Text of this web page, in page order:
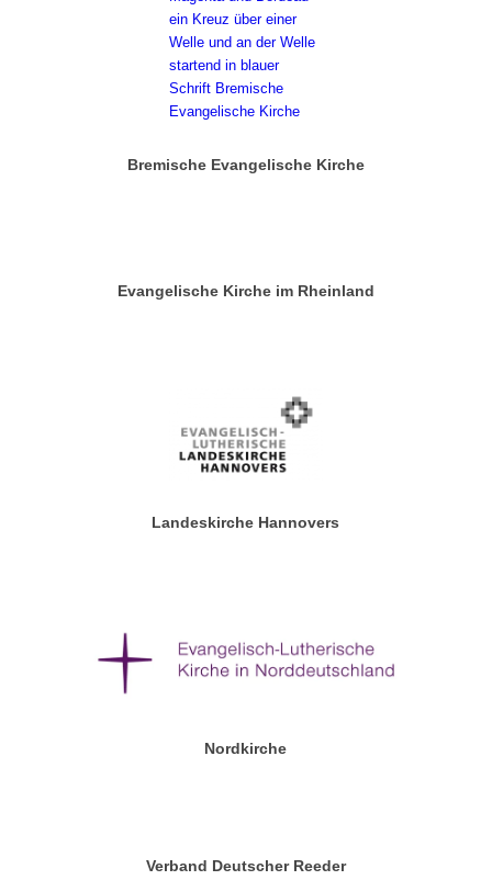
Bremische Evangelische Kirche
Evangelische Kirche im Rheinland
Landeskirche Hannovers
Nordkirche
Verband Deutscher Reeder